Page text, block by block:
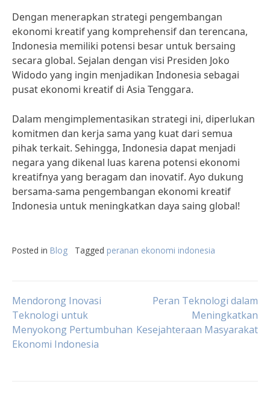
Dengan menerapkan strategi pengembangan
ekonomi kreatif yang komprehensif dan terencana,
Indonesia memiliki potensi besar untuk bersaing
secara global. Sejalan dengan visi Presiden Joko
Widodo yang ingin menjadikan Indonesia sebagai
pusat ekonomi kreatif di Asia Tenggara.
Dalam mengimplementasikan strategi ini, diperlukan
komitmen dan kerja sama yang kuat dari semua
pihak terkait. Sehingga, Indonesia dapat menjadi
negara yang dikenal luas karena potensi ekonomi
kreatifnya yang beragam dan inovatif. Ayo dukung
bersama-sama pengembangan ekonomi kreatif
Indonesia untuk meningkatkan daya saing global!
Posted in Blog Tagged peranan ekonomi indonesia
Post
navigation
Mendorong Inovasi
Teknologi untuk
Menyokong Pertumbuhan
Ekonomi Indonesia
Peran Teknologi dalam
Meningkatkan
Kesejahteraan Masyarakat